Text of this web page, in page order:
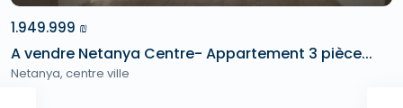
1.949.999 ₪
A vendre Netanya Centre- Appartement 3 pièce...
Netanya, centre ville